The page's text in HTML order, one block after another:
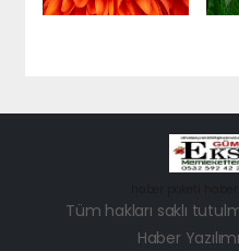
Tüm hakları saklı
Haber